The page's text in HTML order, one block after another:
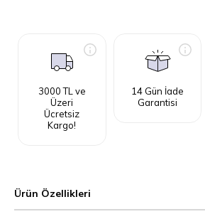
3000 TL ve
Üzeri
Ücretsiz
Kargo!
14 Gün İade
Garantisi
Ürün Özellikleri